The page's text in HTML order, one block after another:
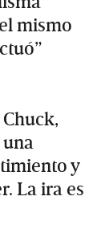
mismo
y
La ira es